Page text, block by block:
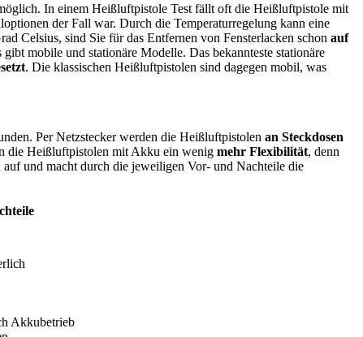
In einem Heißluftpistole Test fällt oft die Heißluftpistole mit
der Fall war. Durch die Temperaturregelung kann eine
Celsius, sind Sie für das Entfernen von Fensterlacken schon auf
mobile und stationäre Modelle. Das bekannteste stationäre
. Die klassischen Heißluftpistolen sind dagegen mobil, was
Per Netzstecker werden die Heißluftpistolen an Steckdosen
die Heißluftpistolen mit Akku ein wenig mehr Flexibilität, denn
und macht durch die jeweiligen Vor- und Nachteile die
Akkubetrieb